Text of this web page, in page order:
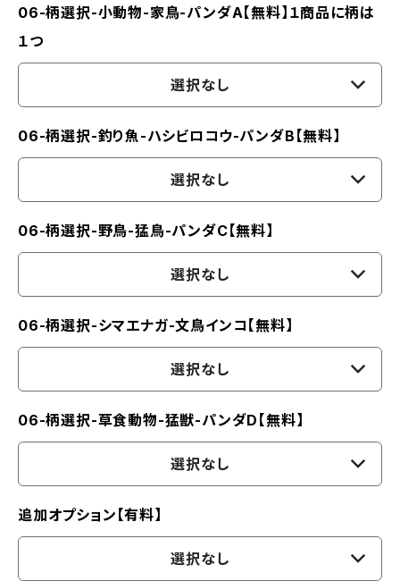
06-柄選択-小動物-家鳥-パンダA【無料】１商品に柄は
１つ
選択なし
06-柄選択-釣り魚-ハシビロコウ-パンダB【無料】
選択なし
06-柄選択-野鳥-猛鳥-パンダC【無料】
選択なし
06-柄選択-シマエナガ-文鳥インコ【無料】
選択なし
06-柄選択-草食動物-猛獣-パンダD【無料】
選択なし
追加オプション【有料】
選択なし